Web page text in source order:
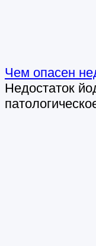
Чем опасен
Недостаток